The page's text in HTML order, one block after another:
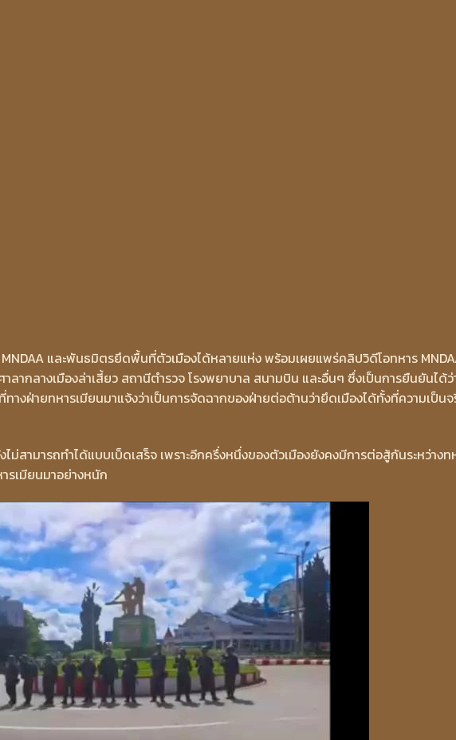
และพันธมิตรยึดพื้นที่ตัวเมืองได้หลายแห่ง พร้อมเผยแพร่คลิปวิดีโอทหาร
าลากลางเมืองล่าเสี้ยว สถานีตำรวจ โรงพยาบาล สนามบิน และอื่นๆ ซึ่งเป็นการยืนยันได้ว่
ทางฝ่ายทหารเมียนมาแจ้งว่าเป็นการจัดฉากของฝ่ายต่อต้านว่ายึดเมืองได้ทั้งที่ความเป็นจ
ม่สามารถทำได้แบบเบ็ดเสร็จ เพราะอีกครึ่งหนึ่งของตัวเมืองยังคงมีการต่อสู้กันระหว่างท
รเมียนมาอย่างหนัก